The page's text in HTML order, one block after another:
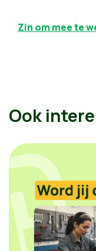
Zin om mee te
Ook